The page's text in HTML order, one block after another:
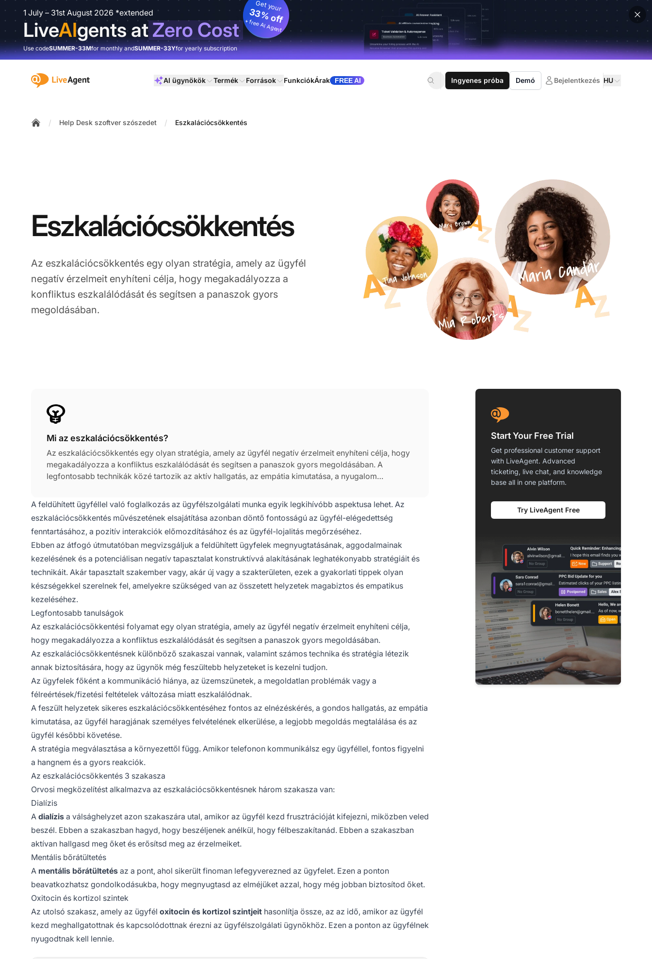
1 July – 31st August 2026 *extended
LiveAIgents atZero Cost
Get your
33% off
+ free AI Agent
Use codeSUMMER-33Mfor monthly andSUMMER-33Yfor yearly subscription
:site.title AI ügynökök Termék Források FunkciókÁrak FREE AI Ingyenes próba Demó Bejelentkezés HU
/ Help Desk szoftver szószedet / Eszkalációcsökkentés
Eszkalációcsökkentés
Az eszkalációcsökkentés egy olyan stratégia, amely az ügyfél
negatív érzelmeit enyhíteni célja, hogy megakadályozza a
konfliktus eszkalálódását és segítsen a panaszok gyors
megoldásában.
Mi az eszkalációcsökkentés?
Az eszkalációcsökkentés egy olyan stratégia, amely az ügyfél negatív érzelmeit enyhíteni célja, hogy
megakadályozza a konfliktus eszkalálódását és segítsen a panaszok gyors megoldásában. A
legfontosabb technikák közé tartozik az aktív hallgatás, az empátia kimutatása, a nyugalom
kommunikációnak és a megoldatlan problémáknak a megértése segíthet a feszültség enyhítésében.
A feldühített ügyféllel való foglalkozás az ügyfélszolgálati munka egyik legkihívóbb aspektusa lehet. Az
eszkalációcsökkentés művészetének elsajátítása azonban döntő fontosságú az ügyfél-elégedettség
fenntartásához, a pozitív interakciók előmozdításához és az ügyfél-lojalitás megőrzéséhez.
Ebben az átfogó útmutatóban megvizsgáljuk a feldühített ügyfelek megnyugtatásának, aggodalmainak
kezelésének és a potenciálisan negatív tapasztalat konstruktívvá alakításának leghatékonyabb stratégiáit és
technikáit. Akár tapasztalt szakember vagy, akár új vagy a szakterületen, ezek a gyakorlati tippek olyan
készségekkel szerelnek fel, amelyekre szükséged van az összetett helyzetek magabiztos és empatikus
kezeléséhez.
Legfontosabb tanulságok
Az eszkalációcsökkentési folyamat egy olyan stratégia, amely az ügyfél negatív érzelmeit enyhíteni célja,
hogy megakadályozza a konfliktus eszkalálódását és segítsen a panaszok gyors megoldásában.
Az eszkalációcsökkentésnek különböző szakaszai vannak, valamint számos technika és stratégia létezik
annak biztosítására, hogy az ügynök még feszültebb helyzeteket is kezelni tudjon.
Az ügyfelek főként a kommunikáció hiánya, az üzemszünetek, a megoldatlan problémák vagy a
félreértések/fizetési feltételek változása miatt eszkalálódnak.
A feszült helyzetek sikeres eszkalációcsökkentéséhez fontos az elnézéskérés, a gondos hallgatás, az empátia
kimutatása, az ügyfél haragjának személyes felvételének elkerülése, a legjobb megoldás megtalálása és az
ügyfél későbbi követése.
A stratégia megválasztása a környezettől függ. Amikor telefonon kommunikálsz egy ügyféllel, fontos figyelni
a hangnem és a gyors reakciók.
Az eszkalációcsökkentés 3 szakasza
Orvosi megközelítést alkalmazva az eszkalációcsökkentésnek három szakasza van:
Dialízis
A dialízis a válsághelyzet azon szakaszára utal, amikor az ügyfél kezd frusztrációját kifejezni, miközben veled
beszél. Ebben a szakaszban hagyd, hogy beszéljenek anélkül, hogy félbeszakítanád. Ebben a szakaszban
aktívan hallgasd meg őket és erősítsd meg az érzelmeiket.
Mentális bőrátültetés
A mentális bőrátültetés az a pont, ahol sikerült finoman lefegyverezned az ügyfelet. Ezen a ponton
beavatkozhatsz gondolkodásukba, hogy megnyugtasd az elméjüket azzal, hogy még jobban biztosítod őket.
Oxitocin és kortizol szintek
Az utolsó szakasz, amely az ügyfél oxitocin és kortizol szintjeit hasonlítja össze, az az idő, amikor az ügyfél
kezd meghallgatottnak és kapcsolódottnak érezni az ügyfélszolgálati ügynökhöz. Ezen a ponton az ügyfélnek
nyugodtnak kell lennie.
Start Your Free Trial
Get professional customer support
with LiveAgent. Advanced
ticketing, live chat, and knowledge
base all in one platform.
Try LiveAgent Free